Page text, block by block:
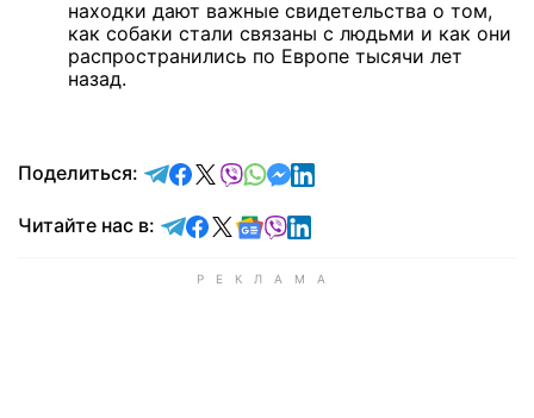
находки дают важные свидетельства о том,
как собаки стали связаны с людьми и как они
распространились по Европе тысячи лет
назад.
Поделиться: отправить в Telegram
поделиться в Facebook
поделиться в X
отправить в Viber
отправить в Whatsapp
отправить в Messenger
отправить в LinkedIn
Читайте нас в: Читайте в Telegram
Читайте в Facebook
Читайте в X
Читайте в Google news
Читайте в Viber
Читайте в LinkedIn